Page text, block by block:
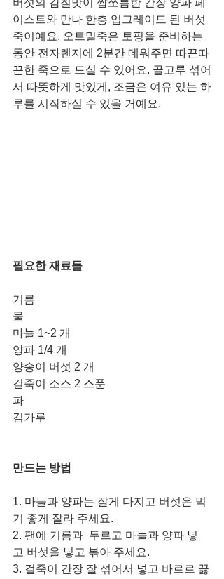
이스트와 만나 한층 업그레이드 된 버섯
죽이예요. 오트밀죽은 토핑을 준비하는
동안 전자렌지에 2분간 데워주면 따끈따
끈한 죽으로 드실 수 있어요. 골고루 섞어
서 따뜻하게 맛있게, 조금은 여유 있는 하
루를 시작하실 수 있을 거예요.
필요한 재료들
기름
물
마늘 1~2 개
양파 1/4 개
양송이 버섯 2 개
걸죽이 소스 2 스푼
파
김가루
만드는 방법
1. 마늘과 양파는 잘게 다지고 버섯은 먹
기 좋게 잘라 주세요.
2. 팬에 기름과  두르고 마늘과 양파 넣
고 버섯을 넣고 볶아 주세요.
3. 걸죽이 간장 잘 섞어서 넣고 바르르 끓